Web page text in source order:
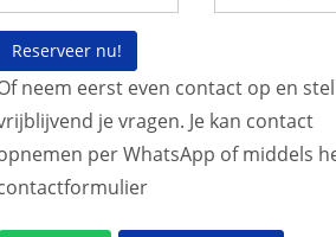
Reserveer nu!
neem eerst even contact op en
je vragen. Je kan contact
per WhatsApp of middels